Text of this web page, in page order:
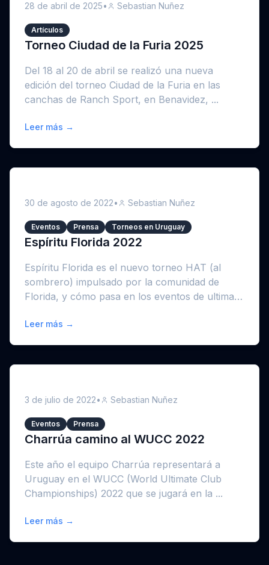
28 de abril de 2025• Sebastian Nuñez
Artículos
Torneo Ciudad de la Furia 2025
Del 18 al 20 de abril se realizó una nueva
edición del torneo Ciudad de la Furia en las
canchas de Ranch Sport, en Benavidez, ...
Leer más →
30 de agosto de 2022• Sebastian Nuñez
Eventos Prensa Torneos en Uruguay
Espíritu Florida 2022
Espíritu Florida es el nuevo torneo HAT (al
sombrero) impulsado por la comunidad de
Florida, y cómo pasa en los eventos de ultimate
Leer más →
3 de julio de 2022• Sebastian Nuñez
Eventos Prensa
Charrúa camino al WUCC 2022
Este año el equipo Charrúa representará a
Uruguay en el WUCC (World Ultimate Club
Championships) 2022 que se jugará en la ...
Leer más →